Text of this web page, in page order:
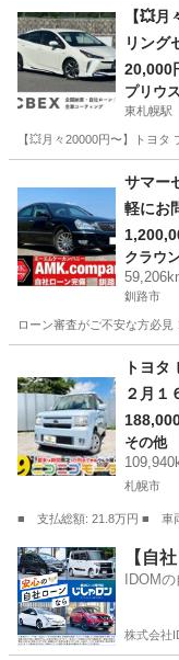
東札
【💥
リング
20,000
プリウス
東札幌駅
【💥月々20000円〜】トヨ
東札
サマー
軽にお
です！
タ ク
ｒ Ｆ
クラウ
釧路市
ローン審査がご不安な方必
ク
トヨ
２月
ー キ
ドル
9.2）
その他
札幌市
■ 支払総額: 21.8万円 ■ 車
北海道 札幌市 その
【自
IDOM
株式会社